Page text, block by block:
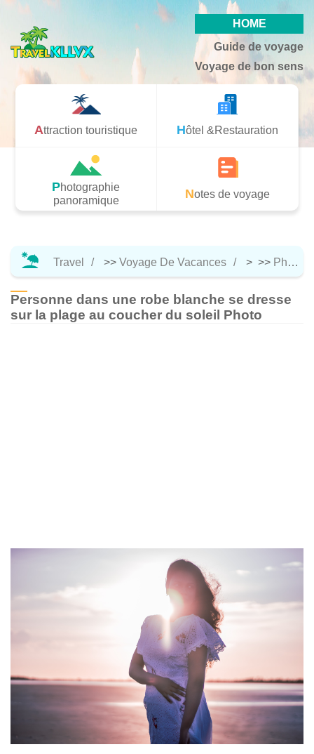
HOME
Guide de voyage
Voyage de bon sens
Attraction touristique Hôtel &Restauration
Photographie
panoramique
Notes de voyage
Travel >> Voyage De Vacances > >> Photographie Panoramique
Personne dans une robe blanche se dresse
sur la plage au coucher du soleil Photo